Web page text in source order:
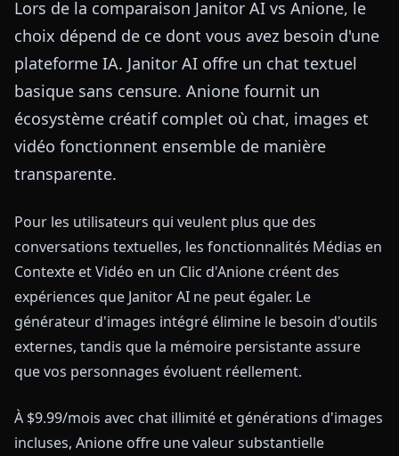
Lors de la comparaison Janitor AI vs Anione, le
choix dépend de ce dont vous avez besoin d'une
plateforme IA. Janitor AI offre un chat textuel
basique sans censure. Anione fournit un
écosystème créatif complet où chat, images et
vidéo fonctionnent ensemble de manière
transparente.
Pour les utilisateurs qui veulent plus que des
conversations textuelles, les fonctionnalités Médias en
Contexte et Vidéo en un Clic d'Anione créent des
expériences que Janitor AI ne peut égaler. Le
générateur d'images intégré élimine le besoin d'outils
externes, tandis que la mémoire persistante assure
que vos personnages évoluent réellement.
À $9.99/mois avec chat illimité et générations d'images
incluses, Anione offre une valeur substantielle